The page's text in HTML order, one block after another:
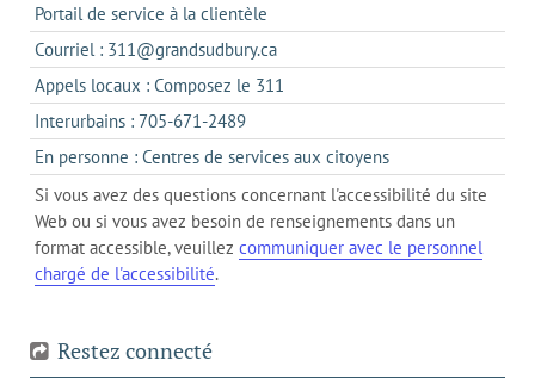
Portail de service à la clientèle
dans
un
nouvel
Courriel : 311@grandsudbury.cas'ouvre
dans
votre
de
messagerie
Appels locaux : Composez le 311
dans
un
client
de
votre
téléphone
Interurbains : 705-671-2489s'ouvre
dans
un
client
de
votre
En personne : Centres de services aux citoyenss'ouvre
dans
l'onglet
actuel
Si vous avez des questions concernant l'accessibilité du site
Web ou si vous avez besoin de renseignements dans un
format accessible, veuillez communiquer avec le personnel
chargé de l'accessibilité.
Restez connecté